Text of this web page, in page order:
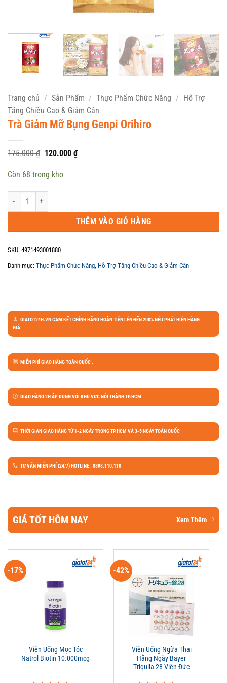
Trang chủ / Sản Phẩm / Thực Phẩm Chức Năng / Hỗ Trợ
Tăng Chiều Cao & Giảm Cân
Trà Giảm Mỡ Bụng Genpi Orihiro
175.000₫ Giá
175.000 ₫.
120.000 ₫Giá
hiện
Còn 68 trong kho
Trà Giảm Mỡ Bụng Genpi Orihiro số lượng
THÊM VÀO GIỎ HÀNG
SKU: 4971493001880
Danh mục: Thực Phẩm Chức Năng, Hỗ Trợ Tăng Chiều Cao & Giảm Cân
GIATOT24H.VN CAM KẾT CHÍNH HÃNG HOÀN TIỀN LÊN ĐẾN 200% NẾU PHÁT HIỆN HÀNG
GIẢ
MIỄN PHÍ GIAO HÀNG TOÀN QUỐC .
GIAO HÀNG 2H ÁP DỤNG VỚI KHU VỰC NỘI THÀNH TP.HCM
THỜI GIAN GIAO HÀNG TỪ 1-2 NGÀY TRONG TP.HCM VÀ 3-5 NGÀY TOÀN QUỐC
TƯ VẤN MIỄN PHÍ (24/7) HOTLINE : 0898.110.110
GIÁ TỐT HÔM NAY Xem Thêm
-17%
Viên Uống Mọc Tóc
Natrol Biotin 10.000mcg
-42%
Viên Uống Ngừa Thai
Hằng Ngày Bayer
Triquila 28 Viên Đức